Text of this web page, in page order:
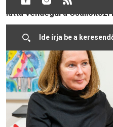
látta vendégül a Csallóközi